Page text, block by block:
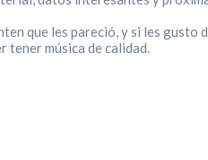
que les pareció, y si les
tener música de calidad.